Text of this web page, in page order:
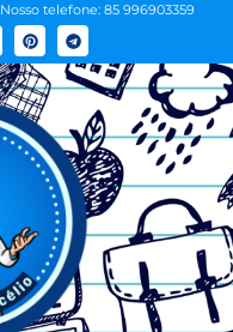
Nosso telefone: 85 996903359